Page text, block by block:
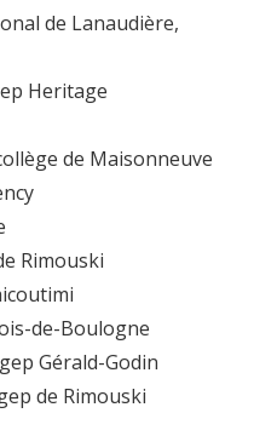
de Lanaudière,
Heritage
de Maisonneuve
Rimouski
de-Boulogne
Gérald-Godin
de Rimouski